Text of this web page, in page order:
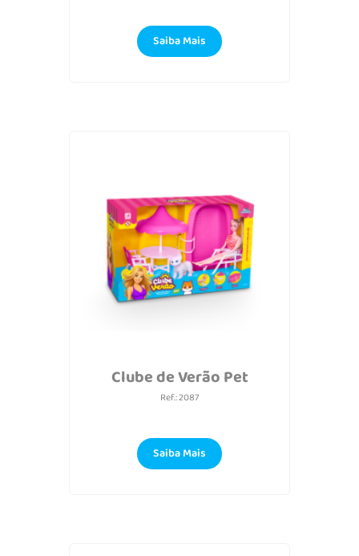
Saiba Mais
Clube de Verão Pet
Ref.: 2087
Saiba Mais